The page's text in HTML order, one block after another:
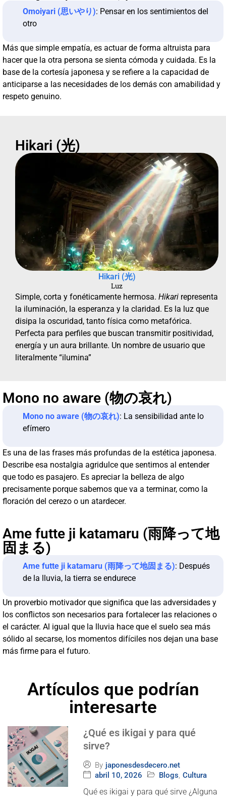
Omoiyari (思いやり): Pensar en los sentimientos del
otro
Más que simple empatía, es actuar de forma altruista para
hacer que la otra persona se sienta cómoda y cuidada. Es la
base de la cortesía japonesa y se refiere a la capacidad de
anticiparse a las necesidades de los demás con amabilidad y
respeto genuino.
Hikari (光)
Hikari (光)
Luz
Simple, corta y fonéticamente hermosa. Hikari representa
la iluminación, la esperanza y la claridad. Es la luz que
disipa la oscuridad, tanto física como metafórica.
Perfecta para perfiles que buscan transmitir positividad,
energía y un aura brillante. Un nombre de usuario que
literalmente “ilumina”
Mono no aware (物の哀れ)
Mono no aware (物の哀れ): La sensibilidad ante lo
efímero
Es una de las frases más profundas de la estética japonesa.
Describe esa nostalgia agridulce que sentimos al entender
que todo es pasajero. Es apreciar la belleza de algo
precisamente porque sabemos que va a terminar, como la
floración del cerezo o un atardecer.
Ame futte ji katamaru (雨降って地
固まる)
Ame futte ji katamaru (雨降って地固まる): Después
de la lluvia, la tierra se endurece
Un proverbio motivador que significa que las adversidades y
los conflictos son necesarios para fortalecer las relaciones o
el carácter. Al igual que la lluvia hace que el suelo sea más
sólido al secarse, los momentos difíciles nos dejan una base
más firme para el futuro.
Artículos que podrían
interesarte
¿Qué es ikigai y para qué
sirve?
By japonesdesdecero.net
abril 10, 2026
Blogs, Cultura
Qué es ikigai y para qué sirve ¿Alguna